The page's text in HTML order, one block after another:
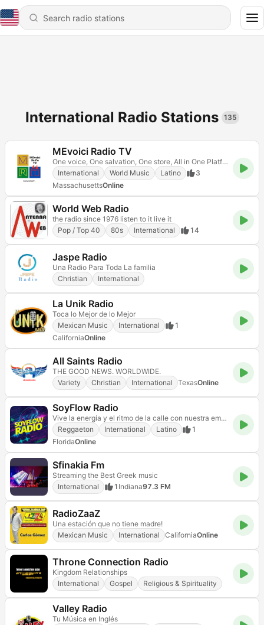
International Radio Stations 135
MEvoici Radio TV
One voice, One salvation, One store, All in One Platform
International
World Music Latino
3
MassachusettsOnline
World Web Radio
the radio since 1976 listen to it live it
Pop / Top 40
80s International 14
Jaspe Radio
Una Radio Para Toda La familia
Christian
International
La Unik Radio
Toca lo Mejor de lo Mejor
Mexican Music
International
1
CaliforniaOnline
All Saints Radio
THE GOOD NEWS. WORLDWIDE.
Variety
Christian International TexasOnline
SoyFlow Radio
Vive la energía y el ritmo de la calle con nuestra emisora, Tu Música con flow las 24 Horas
Reggaeton
International Latino
1
FloridaOnline
Sfinakia Fm
Streaming the Best Greek music
International
1 Indiana97.3 FM
RadioZaaZ
Una estación que no tiene madre!
Mexican Music
International CaliforniaOnline
Throne Connection Radio
Kingdom Relationships
International
Gospel Religious & Spirituality
Valley Radio
Tu Música en Inglés